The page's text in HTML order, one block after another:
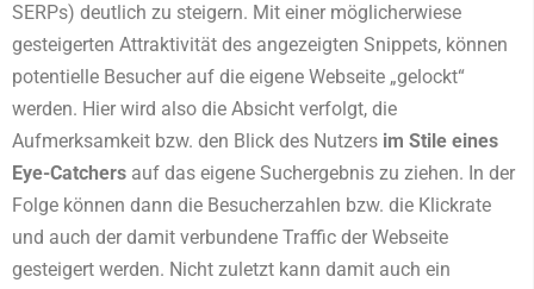
SERPs) deutlich zu steigern. Mit einer möglicherwiese
gesteigerten Attraktivität des angezeigten Snippets, können
potentielle Besucher auf die eigene Webseite „gelockt“
werden. Hier wird also die Absicht verfolgt, die
Aufmerksamkeit bzw. den Blick des Nutzers im Stile eines
Eye-Catchers auf das eigene Suchergebnis zu ziehen. In der
Folge können dann die Besucherzahlen bzw. die Klickrate
und auch der damit verbundene Traffic der Webseite
gesteigert werden. Nicht zuletzt kann damit auch ein